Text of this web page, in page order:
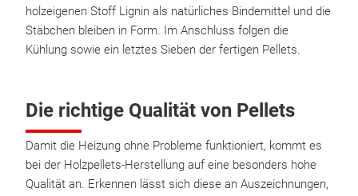
holzeigenen Stoff Lignin als natürliches Bindemittel und die
Stäbchen bleiben in Form. Im Anschluss folgen die
Kühlung sowie ein letztes Sieben der fertigen Pellets.
Die richtige Qualität von Pellets
Damit die Heizung ohne Probleme funktioniert, kommt es
bei der Holzpellets-Herstellung auf eine besonders hohe
Qualität an. Erkennen lässt sich diese an Auszeichnungen,